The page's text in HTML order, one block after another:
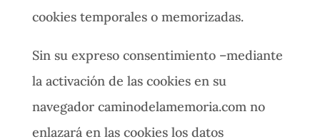
cookies temporales o memorizadas.
Sin su expreso consentimiento –mediante
la activación de las cookies en su
navegador caminodelamemoria.com no
enlazará en las cookies los datos